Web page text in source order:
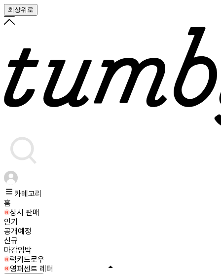
최상위로
카테고리
홈
상시 판매
인기
공개예정
신규
마감임박
럭키드로우
영퍼센트 레터